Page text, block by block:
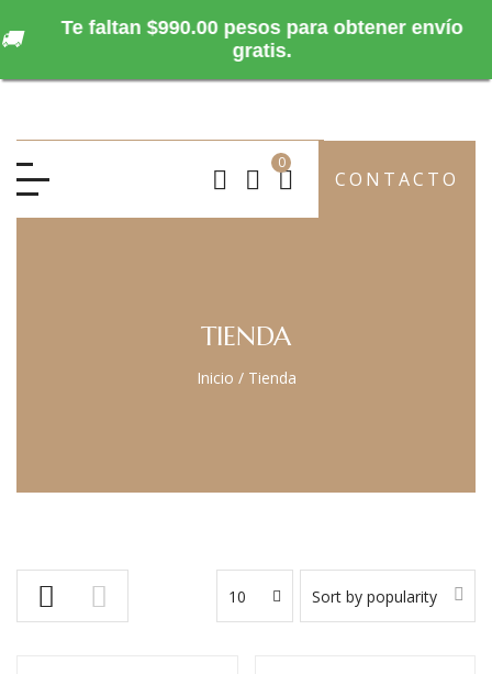
0
CONTACTO
TIENDA
Inicio / Tienda
Sort by popularity
10
🚚
Te faltan $990.00 pesos para obtener envío
gratis.